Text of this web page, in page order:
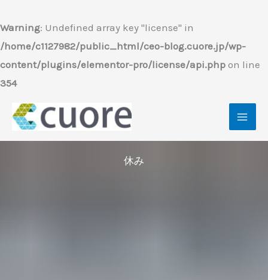
Warning: Undefined array key "license" in
/home/c1127982/public_html/ceo-blog.cuore.jp/wp-
content/plugins/elementor-pro/license/api.php on line
354
容
を
ス
キ
休み